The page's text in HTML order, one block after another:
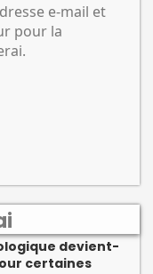
e-mail et
pour la
devient-
certaines